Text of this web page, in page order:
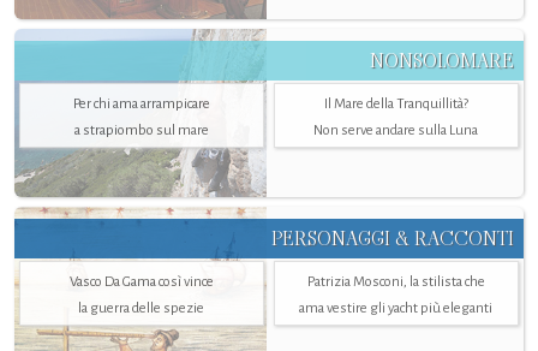
NONSOLOMARE
Per chi ama arrampicare
a strapiombo sul mare
Il Mare della Tranquillità?
Non serve andare sulla Luna
PERSONAGGI & RACCONTI
Vasco Da Gama così vince
la guerra delle spezie
Patrizia Mosconi, la stilista che
ama vestire gli yacht più eleganti